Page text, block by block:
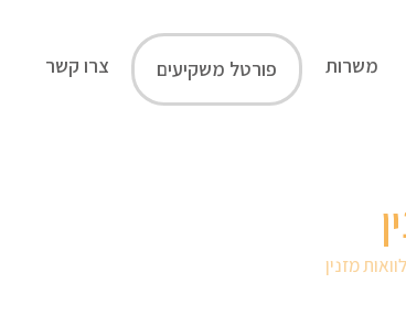
משרות פורטל משקיעים צרו קשר
מזנין